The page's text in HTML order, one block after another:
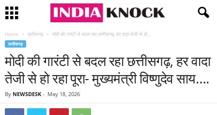
Home छत्तीसगढ़ मोदी की गारंटी से बदल रहा छत्तीसगढ़, हर वादा तेजी से हो...
छत्तीसगढ़
मोदी की गारंटी से बदल रहा छत्तीसगढ़, हर वादा
तेजी से हो रहा पूरा- मुख्यमंत्री विष्णुदेव साय….
By NEWSDESK - May 18, 2026